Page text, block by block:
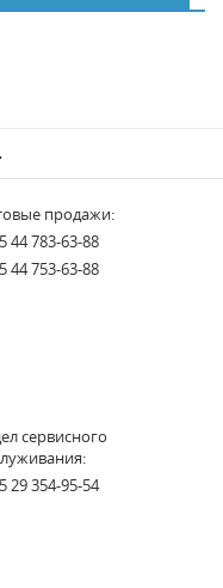
продажи:
44 783-63-88
44 753-63-88
сервисного
29 354-95-54